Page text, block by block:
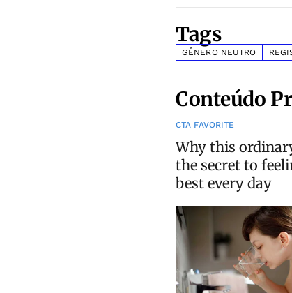
Tags
GÊNERO NEUTRO